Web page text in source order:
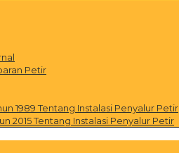
Petir
1989 Tentang Instalasi Penyalur Petir
2015 Tentang Instalasi Penyalur Petir